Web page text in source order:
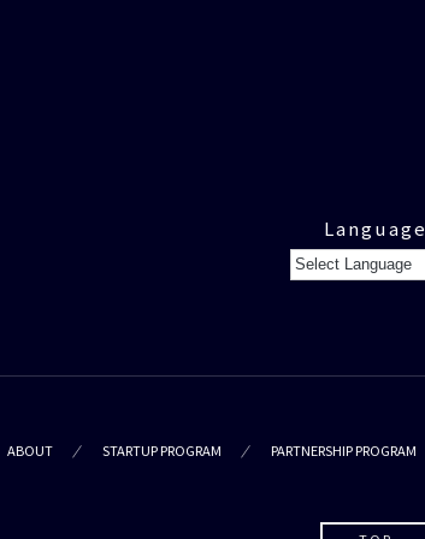
Language
ABOUT STARTUP PROGRAM PARTNERSHIP PROGRAM